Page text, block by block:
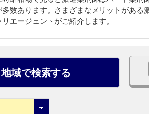
数あります。さまざまなメリットがある
エージェントがご紹介します。
地域で検索する